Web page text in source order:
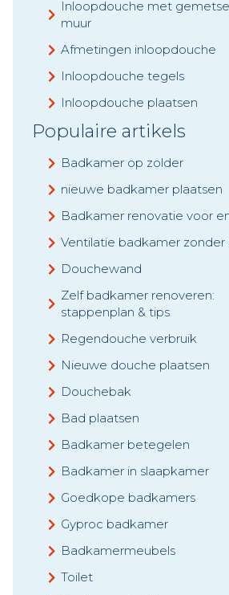
Inloopdouche met
muur
Afmetingen inloopdouche
Inloopdouche tegels
Inloopdouche plaatsen
Populaire artikels
Badkamer op zolder
nieuwe badkamer plaatsen
Badkamer renovatie voor
Ventilatie badkamer zonder
Douchewand
Zelf badkamer renoveren:
stappenplan & tips
Regendouche verbruik
Nieuwe douche plaatsen
Douchebak
Bad plaatsen
Badkamer betegelen
Badkamer in slaapkamer
Goedkope badkamers
Gyproc badkamer
Badkamermeubels
Toilet